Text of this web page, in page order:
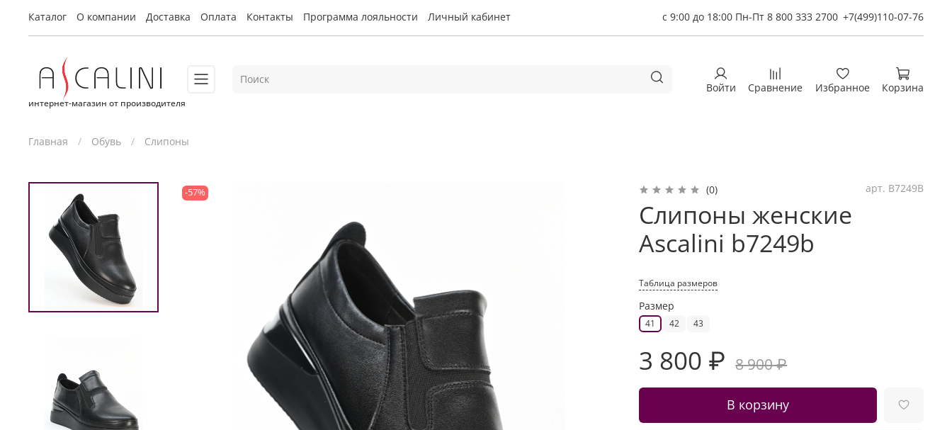
Каталог О компании Доставка Оплата Контакты Программа лояльности Личный кабинет с 9:00 до 18:00 Пн-Пт 8 800 333 2700 +7(499)110-07-76
интернет-магазин от производителя
Войти Сравнение Избранное Корзина
Главная Обувь Слипоны
-57% (0) арт. B7249B
Слипоны женские
Ascalini b7249b
Таблица размеров
Размер
41 42 43
3 800 ₽ 8 900 ₽
В корзину